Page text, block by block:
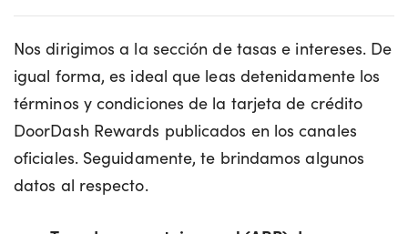
Nos dirigimos a la sección de tasas e intereses. De
igual forma, es ideal que leas detenidamente los
términos y condiciones de la tarjeta de crédito
DoorDash Rewards publicados en los canales
oficiales. Seguidamente, te brindamos algunos
datos al respecto.